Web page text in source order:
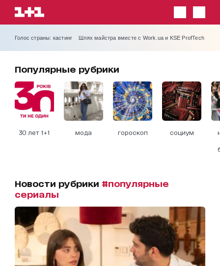
Голос страны: кастинг Шлях майстра вместе с Work.ua и KSE ProfTech
Популярные рубрики
30 лет 1+1 мода гороскоп социум
Новости рубрики #популярные
сериалы